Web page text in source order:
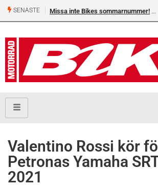
SENASTE Missa inte Bikes sommarnummer!
Valentino Rossi kör
Petronas Yamaha
2021